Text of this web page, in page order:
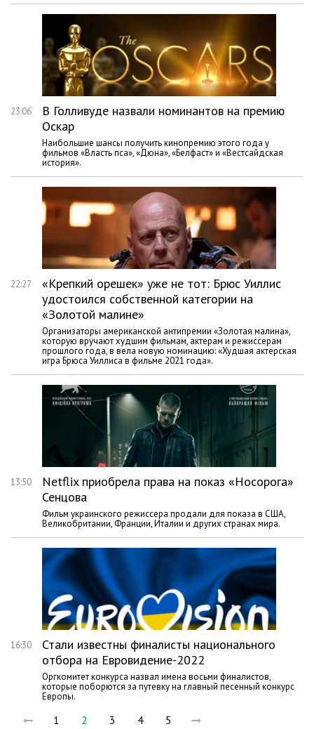
23:06
В Голливуде назвали номинантов на премию
Оскар
Наибольшие шансы получить кинопремию этого года у
фильмов «Власть пса», «Дюна», «Белфаст» и «Вестсайдская
история».
22:27
«Крепкий орешек» уже не тот: Брюс Уиллис
удостоился собственной категории на
«Золотой малине»
Организаторы американской антипремии «Золотая малина»,
которую вручают худшим фильмам, актерам и режиссерам
прошлого года, в вела новую номинацию: «Худшая актерская
игра Брюса Уиллиса в фильме 2021 года».
13:50
Netflix приобрела права на показ «Носорога»
Сенцова
Фильм украинского режиссера продали для показа в США,
Великобритании, Франции, Италии и других странах мира.
16:30
Стали известны финалисты национального
отбора на Евровидение-2022
Оргкомитет конкурса назвал имена восьми финалистов,
которые поборются за путевку на главный песенный конкурс
Европы.
1 2 3 4 5